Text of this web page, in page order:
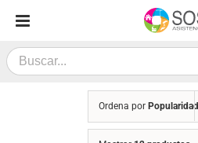
contenido
Search
for:
Ordena por Popularidad